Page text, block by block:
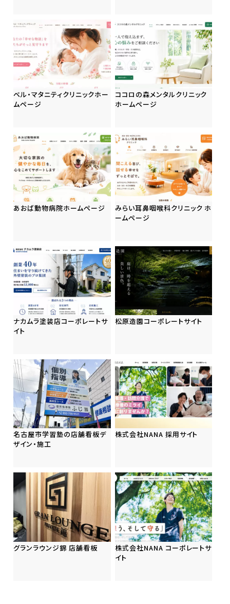
ベル・マタニティクリニックホー
ムページ
ココロの森メンタルクリニック
ホームページ
あおば動物病院ホームページ
みらい耳鼻咽喉科クリニック ホ
ームページ
ナカムラ塗装店コーポレートサ
イト
松原造園コーポレートサイト
名古屋市学習塾の店舗看板デ
ザイン・施工
株式会社NANA 採用サイト
グランラウンジ錦 店舗看板
株式会社NANA コーポレートサ
イト